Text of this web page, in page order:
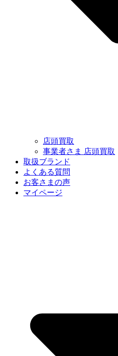
店頭買取
事業者さま 店頭買取
取扱ブランド
よくある質問
お客さまの声
マイページ